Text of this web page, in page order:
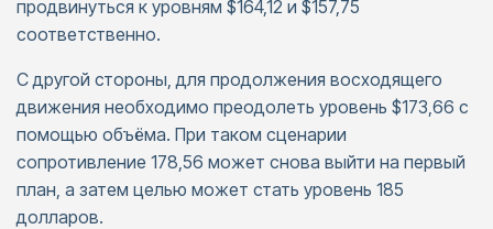
продвинуться к уровням $164,12 и $157,75
соответственно.
С другой стороны, для продолжения восходящего
движения необходимо преодолеть уровень $173,66 с
помощью объёма. При таком сценарии
сопротивление 178,56 может снова выйти на первый
план, а затем целью может стать уровень 185
долларов.